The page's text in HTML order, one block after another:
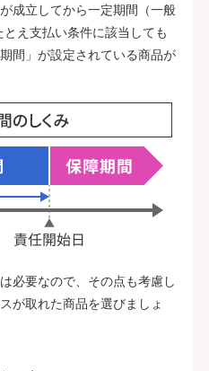
成立してから一定期間（一般
え支払い条件に該当しても
間」が設定されている商品が
必要なので、その点も考慮し
が取れた商品を選びましょ